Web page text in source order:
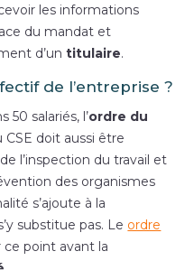
les informations
du mandat et
d’untitulaire.
de l’entreprise ?
50 salariés, l’ordre du
doit aussi être
l’inspection du travail et
des organismes
s’ajoute à la
substitue pas. Le ordre
point avant la